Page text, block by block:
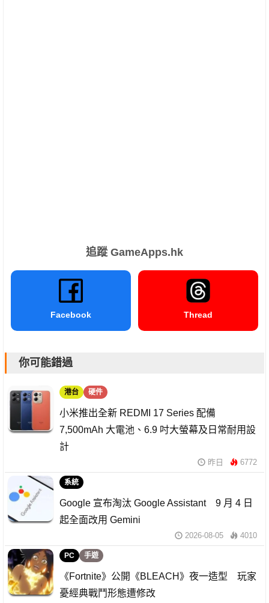
追蹤 GameApps.hk
Facebook Thread
你可能錯過
港台 硬件
小米推出全新 REDMI 17 Series 配備
7,500mAh 大電池、6.9 吋大螢幕及日常耐用設
計
昨日 6772
系統
Google 宣布淘汰 Google Assistant 9 月 4 日
起全面改用 Gemini
2026-08-05 4010
PC 手遊
《Fortnite》公開《BLEACH》夜一造型 玩家
憂經典戰鬥形態遭修改